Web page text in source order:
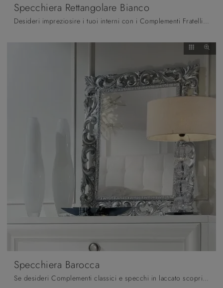
Specchiera Rettangolare Bianco
Desideri impreziosire i tuoi interni con i Complementi Fratelli Mirandola? Ti presentiamo diversi modelli di specchi in laccato come Specchiera ...
Specchiera Barocca
Se desideri Complementi classici e specchi in laccato scopri di più sul modello Specchiera Barocca del brand Fratelli Mirandola.